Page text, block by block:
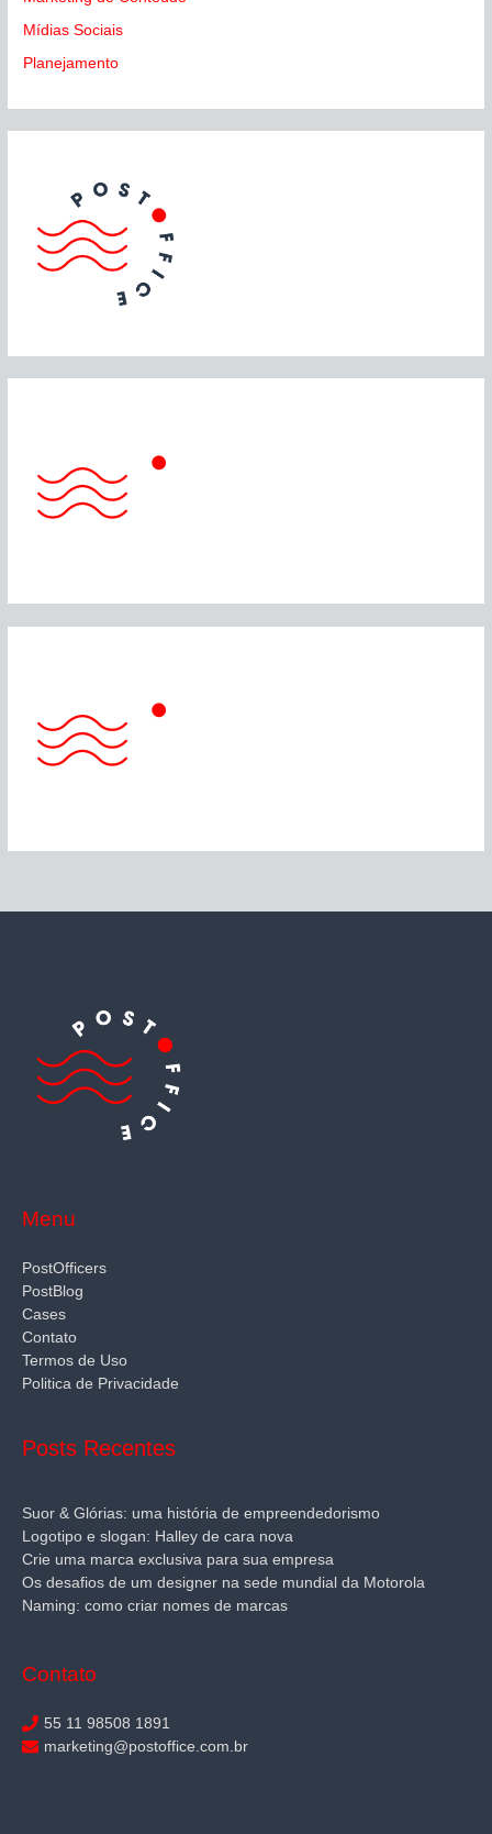
Mídias Sociais
Planejamento
Menu
PostOfficers
PostBlog
Cases
Contato
Termos de Uso
Politica de Privacidade
Posts Recentes
Suor & Glórias: uma história de empreendedorismo
Logotipo e slogan: Halley de cara nova
Crie uma marca exclusiva para sua empresa
Os desafios de um designer na sede mundial da Motorola
Naming: como criar nomes de marcas
Contato
55 11 98508 1891
marketing@postoffice.com.br